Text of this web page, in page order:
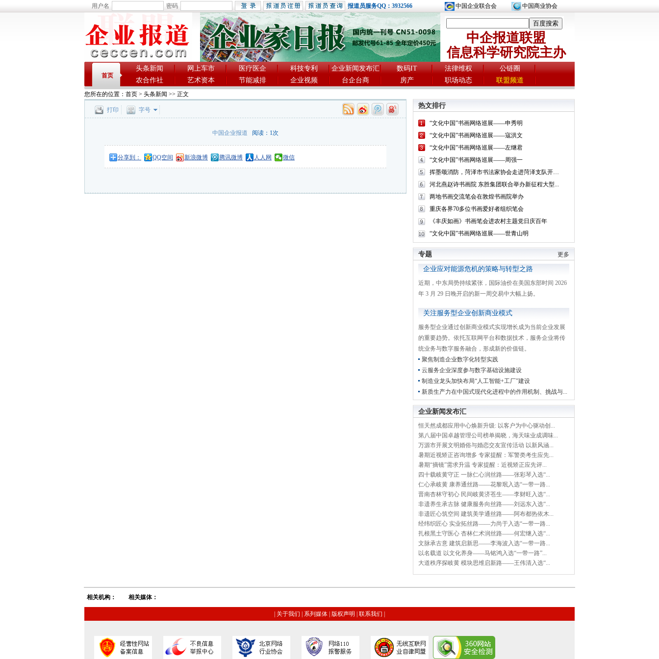
中国企业联合会 中国商业协会
用户名 密码 报道员服务QQ：3932566
中企报道联盟
信息科学研究院主办
首页
头条新闻 网上车市 医疗医企 科技专利 企业新闻发布汇 数码IT 法律维权
公链圈
农合作社
艺术资本 节能减排 企业视频 台企台商 房产 职场动态 联盟频道
您所在的位置： 首页 > 头条新闻 >> 正文
打印 字号
中国企业报道 阅读： 1次
分享到： QQ空间 新浪微博 腾讯微博 人人网 微信
热文排行
“文化中国”书画网络巡展——申秀明
“文化中国”书画网络巡展——寇洪文
“文化中国”书画网络巡展——左继君
“文化中国”书画网络巡展——周强一
挥墨颂消防，菏泽市书法家协会走进菏泽支队开展...
河北燕赵诗书画院 东胜集团联合举办新征程大型...
两地书画交流笔会在敦煌书画院举办
重庆各界70多位书画爱好者组织笔会
《丰庆如画》书画笔会进农村主题党日庆百年
“文化中国”书画网络巡展——世青山明
更多
专题
企业应对能源危机的策略与转型之路
近期，中东局势持续紧张，国际油价在美国东部时间 2026
年 3 月 29 日晚开启的新一周交易中大幅上扬。
关注服务型企业创新商业模式
服务型企业通过创新商业模式实现增长成为当前企业发展
的重要趋势。依托互联网平台和数据技术，服务企业将传
统业务与数字服务融合，形成新的价值链。
聚焦制造企业数字化转型实践
云服务企业深度参与数字基础设施建设
制造业龙头加快布局“人工智能+工厂”建设
新质生产力在中国式现代化进程中的作用机制、挑战与...
企业新闻发布汇
恒天然成都应用中心焕新升级: 以客户为中心驱动创...
第八届中国卓越管理公司榜单揭晓，海天味业成调味...
万源市开展文明婚俗与婚恋交友宣传活动 以新风涵...
暑期近视矫正咨询增多 专家提醒：军警类考生应先...
暑期“摘镜”需求升温 专家提醒：近视矫正应先评...
四十载岐黄守正 一脉仁心润丝路——张彩琴入选“...
仁心承岐黄 康养通丝路——花黎珉入选“一带一路...
晋南杏林守初心 民间岐黄济苍生——李财旺入选“...
非遗养生承古脉 健康服务向丝路——刘远东入选“...
非遗匠心筑空间 建筑美学通丝路——阿布都热依木...
经纬织匠心 实业拓丝路——力尚于入选“一带一路...
扎根黑土守医心 杏林仁术润丝路——何宏继入选“...
文脉承古意 建筑启新思——李海波入选“一带一路...
以名载道 以文化养身——马铭鸿入选“一带一路”...
大道秩序探岐黄 模块思维启新路——王伟清入选“...
相关机构： 相关媒体：
关于我们 系列媒体 版权声明 联系我们